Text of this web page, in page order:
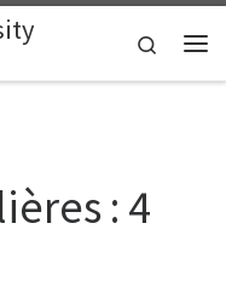
Search
: 4